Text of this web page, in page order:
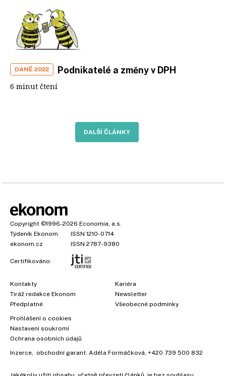
DANĚ 2022 Podnikatelé a změny v DPH
6 minut čtení
DALŠÍ ČLÁNKY
Copyright ©1996-2026 Economia, a.s.
Týdeník Ekonom
ISSN 1210-0714
ekonom.cz
ISSN 2787-9380
Certifikováno:
Kontakty
Tiráž redakce Ekonom
Předplatné
Kariéra
Newsletter
Všeobecné podmínky
Prohlášení o cookies
Nastavení soukromí
Ochrana osobních údajů
Inzerce, obchodní garant: Adéla Formáčková, +420 739 500 832